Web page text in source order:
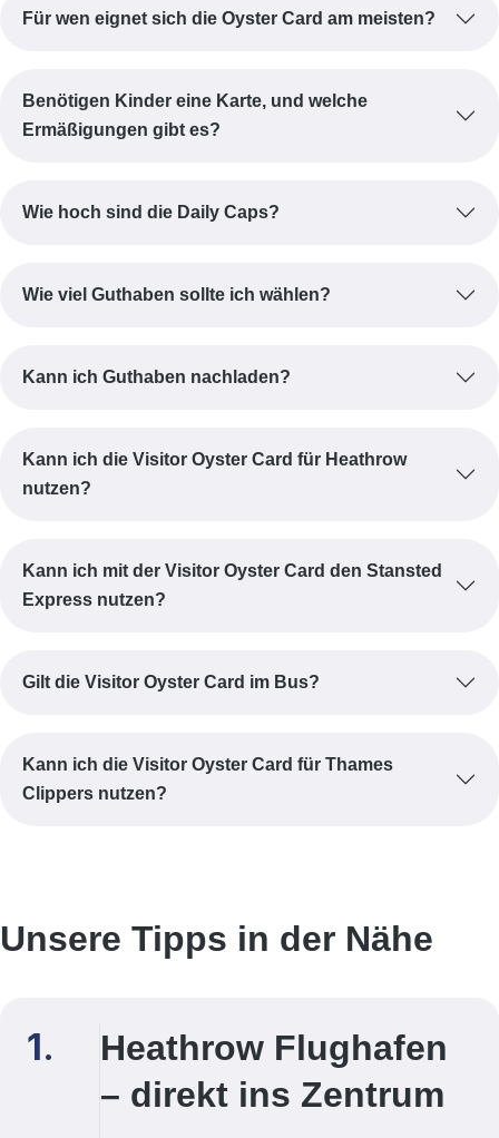
Für wen eignet sich die Oyster Card am meisten?
Benötigen Kinder eine Karte, und welche
Ermäßigungen gibt es?
Wie hoch sind die Daily Caps?
Wie viel Guthaben sollte ich wählen?
Kann ich Guthaben nachladen?
Kann ich die Visitor Oyster Card für Heathrow
nutzen?
Kann ich mit der Visitor Oyster Card den Stansted
Express nutzen?
Gilt die Visitor Oyster Card im Bus?
Kann ich die Visitor Oyster Card für Thames
Clippers nutzen?
Unsere Tipps in der Nähe
1.
Heathrow Flughafen
– direkt ins Zentrum